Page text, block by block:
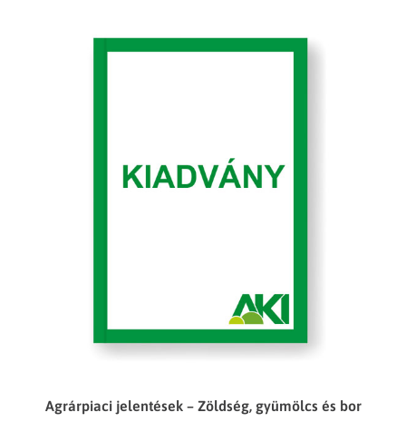
Agrárpiaci jelentések – Zöldség, gyümölcs és bor